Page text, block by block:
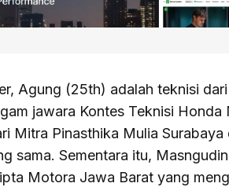
Agung (25th) adalah teknisi
jawara Kontes Teknisi Honda
Mitra Pinasthika Mulia Surabaya
sama. Sementara itu,
Motora Jawa Barat yang